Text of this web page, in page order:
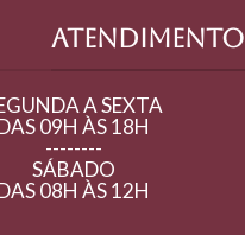
ATENDIMENTO
A SEXTA
09H ÀS 18H
--------
SÁBADO
08H ÀS 12H